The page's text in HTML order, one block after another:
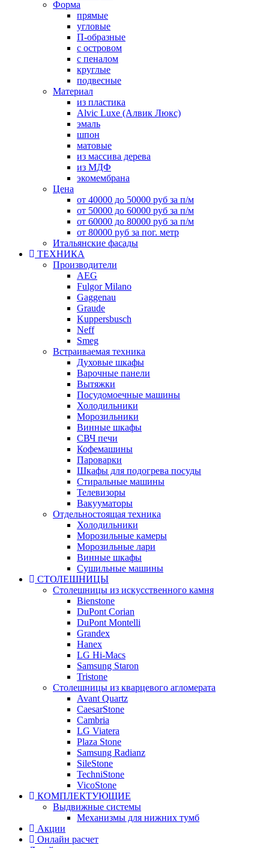
Форма
прямые
угловые
П-образные
с островом
с пеналом
круглые
подвесные
Материал
из пластика
Alvic Luxe (Алвик Люкс)
эмаль
шпон
матовые
из массива дерева
из МДФ
экомембрана
Цена
от 40000 до 50000 руб за п/м
от 50000 до 60000 руб за п/м
от 60000 до 80000 руб за п/м
от 80000 руб за пог. метр
Итальянские фасады
ТЕХНИКА
Производители
AEG
Fulgor Milano
Gaggenau
Graude
Kuppersbusch
Neff
Smeg
Встраиваемая техника
Духовые шкафы
Варочные панели
Вытяжки
Посудомоечные машины
Холодильники
Морозильники
Винные шкафы
СВЧ печи
Кофемашины
Пароварки
Шкафы для подогрева посуды
Стиральные машины
Телевизоры
Вакууматоры
Отдельностоящая техника
Холодильники
Морозильные камеры
Морозильные лари
Винные шкафы
Сушильные машины
СТОЛЕШНИЦЫ
Столешницы из искусственного камня
Bienstone
DuPont Corian
DuPont Montelli
Grandex
Hanex
LG Hi-Macs
Samsung Staron
Tristone
Столешницы из кварцевого агломерата
Avant Quartz
CaesarStone
Cambria
LG Viatera
Plaza Stone
Samsung Radianz
SileStone
TechniStone
VicoStone
КОМПЛЕКТУЮЩИЕ
Выдвижные системы
Механизмы для нижних тумб
Акции
Онлайн расчет